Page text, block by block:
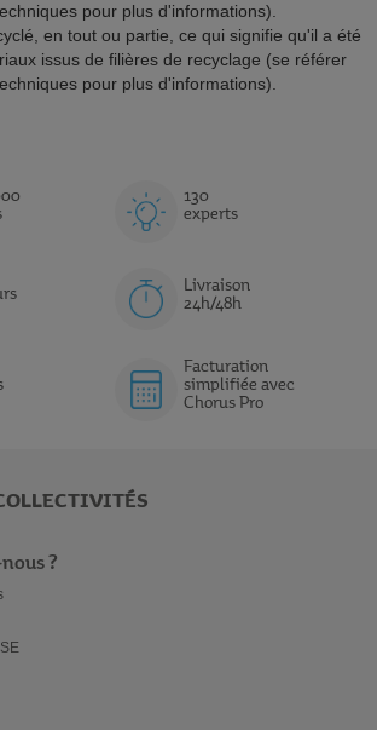
pour plus d'informations).
en tout ou partie, ce qui signifie qu'il a été
issus de filières de recyclage (se référer
pour plus d'informations).
130
experts
Livraison
24h/48h
Facturation
simplifiée avec
Chorus Pro
?